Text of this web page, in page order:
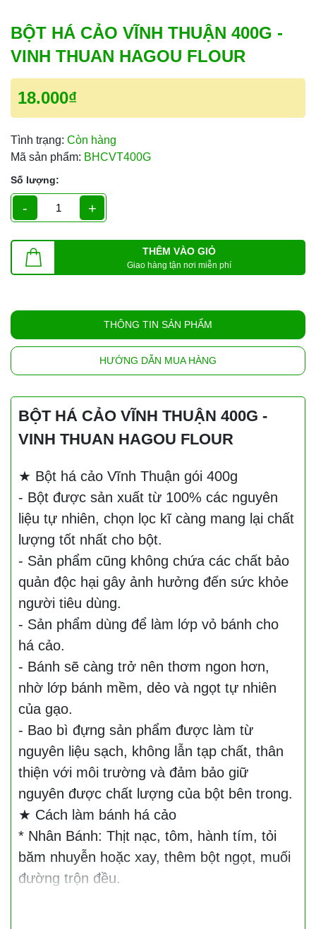
BỘT HÁ CẢO VĨNH THUẬN 400G -
VINH THUAN HAGOU FLOUR
18.000₫
Tình trạng: Còn hàng
Mã sản phẩm: BHCVT400G
Số lượng:
- +
THÊM VÀO GIỎ
Giao hàng tận nơi miễn phí
THÔNG TIN SẢN PHẨM
HƯỚNG DẪN MUA HÀNG
BỘT HÁ CẢO VĨNH THUẬN 400G -
VINH THUAN HAGOU FLOUR
★ Bột há cảo Vĩnh Thuận gói 400g
- Bột được sản xuất từ 100% các nguyên
liệu tự nhiên, chọn lọc kĩ càng mang lại chất
lượng tốt nhất cho bột.
- Sản phẩm cũng không chứa các chất bảo
quản độc hại gây ảnh hưởng đến sức khỏe
người tiêu dùng.
- Sản phẩm dùng để làm lớp vỏ bánh cho
há cảo.
- Bánh sẽ càng trở nên thơm ngon hơn,
nhờ lớp bánh mềm, dẻo và ngọt tự nhiên
của gạo.
- Bao bì đựng sản phẩm được làm từ
nguyên liệu sạch, không lẫn tạp chất, thân
thiện với môi trường và đảm bảo giữ
nguyên được chất lượng của bột bên trong.
★ Cách làm bánh há cảo
* Nhân Bánh: Thịt nạc, tôm, hành tím, tỏi
băm nhuyễn hoặc xay, thêm bột ngọt, muối
đường trộn đều.